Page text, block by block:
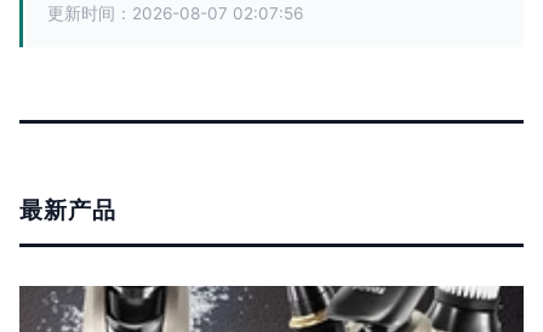
更新时间：2026-08-07 02:07:56
最新产品